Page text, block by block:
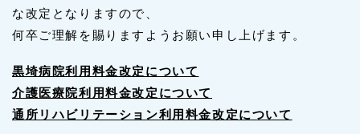
CT・X線室／検査室
黒埼病院介護医療院とは 介護支援専門員のご紹介
な改定となりますので、
何卒ご理解を賜りますようお願い申し上げます。
黒埼病院利用料金改定について
介護医療院利用料金改定について
通所リハビリテーション利用料金改定について